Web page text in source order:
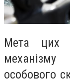
Мета цих
особового